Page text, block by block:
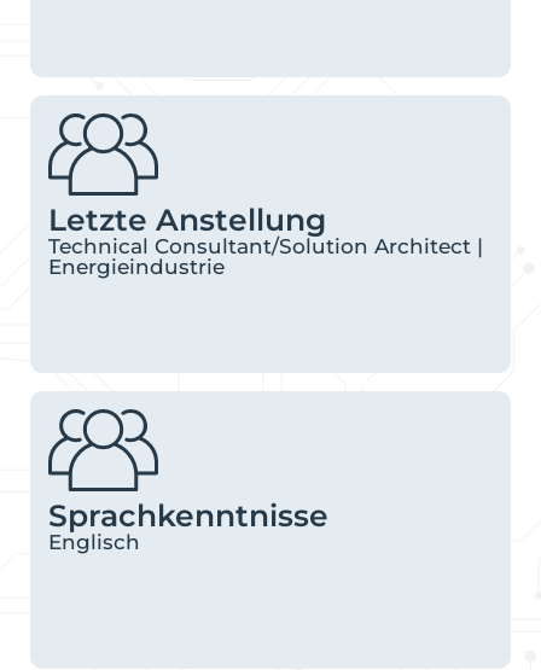
Letzte Anstellung
Technical Consultant/Solution Architect |
Energieindustrie
Sprachkenntnisse
Englisch